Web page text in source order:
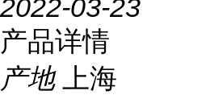
2022-03-23
产品详情
产地
上海